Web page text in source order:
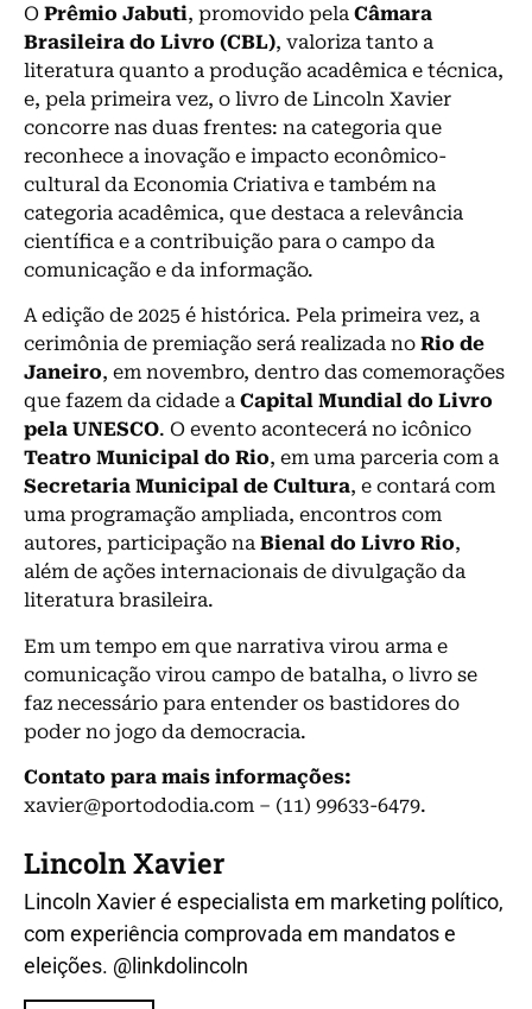
O Prêmio Jabuti, promovido pela Câmara
Brasileira do Livro (CBL), valoriza tanto a
literatura quanto a produção acadêmica e técnica,
e, pela primeira vez, o livro de Lincoln Xavier
concorre nas duas frentes: na categoria que
reconhece a inovação e impacto econômico-
cultural da Economia Criativa e também na
categoria acadêmica, que destaca a relevância
científica e a contribuição para o campo da
comunicação e da informação.
A edição de 2025 é histórica. Pela primeira vez, a
cerimônia de premiação será realizada no Rio de
Janeiro, em novembro, dentro das comemorações
que fazem da cidade a Capital Mundial do Livro
pela UNESCO. O evento acontecerá no icônico
Teatro Municipal do Rio, em uma parceria com a
Secretaria Municipal de Cultura, e contará com
uma programação ampliada, encontros com
autores, participação na Bienal do Livro Rio,
além de ações internacionais de divulgação da
literatura brasileira.
Em um tempo em que narrativa virou arma e
comunicação virou campo de batalha, o livro se
faz necessário para entender os bastidores do
poder no jogo da democracia.
Contato para mais informações:
xavier@portododia.com – (11) 99633-6479.
Lincoln Xavier
Lincoln Xavier é especialista em marketing político,
com experiência comprovada em mandatos e
eleições. @linkdolincoln